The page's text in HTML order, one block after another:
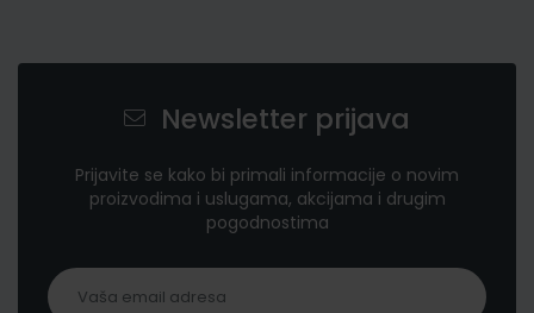
Newsletter prijava
Prijavite se kako bi primali informacije o novim
proizvodima i uslugama, akcijama i drugim
pogodnostima